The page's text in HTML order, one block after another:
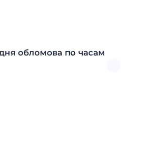
обломова по часам